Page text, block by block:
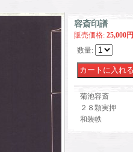
容斎印譜
販売価格: 25,000円
数量:
菊池容斎
２８顆実押
和装帙